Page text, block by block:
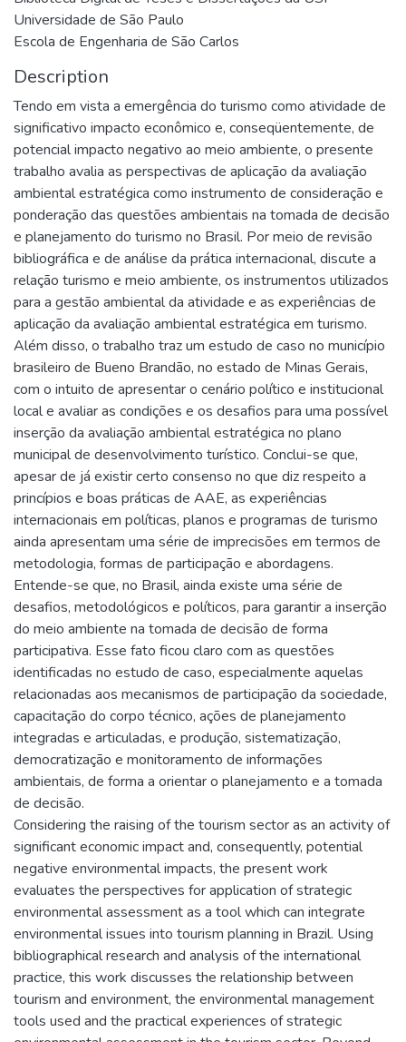
Universidade de São Paulo
Escola de Engenharia de São Carlos
Description
Tendo em vista a emergência do turismo como atividade de
significativo impacto econômico e, conseqüentemente, de
potencial impacto negativo ao meio ambiente, o presente
trabalho avalia as perspectivas de aplicação da avaliação
ambiental estratégica como instrumento de consideração e
ponderação das questões ambientais na tomada de decisão
e planejamento do turismo no Brasil. Por meio de revisão
bibliográfica e de análise da prática internacional, discute a
relação turismo e meio ambiente, os instrumentos utilizados
para a gestão ambiental da atividade e as experiências de
aplicação da avaliação ambiental estratégica em turismo.
Além disso, o trabalho traz um estudo de caso no município
brasileiro de Bueno Brandão, no estado de Minas Gerais,
com o intuito de apresentar o cenário político e institucional
local e avaliar as condições e os desafios para uma possível
inserção da avaliação ambiental estratégica no plano
municipal de desenvolvimento turístico. Conclui-se que,
apesar de já existir certo consenso no que diz respeito a
princípios e boas práticas de AAE, as experiências
internacionais em políticas, planos e programas de turismo
ainda apresentam uma série de imprecisões em termos de
metodologia, formas de participação e abordagens.
Entende-se que, no Brasil, ainda existe uma série de
desafios, metodológicos e políticos, para garantir a inserção
do meio ambiente na tomada de decisão de forma
participativa. Esse fato ficou claro com as questões
identificadas no estudo de caso, especialmente aquelas
relacionadas aos mecanismos de participação da sociedade,
capacitação do corpo técnico, ações de planejamento
integradas e articuladas, e produção, sistematização,
democratização e monitoramento de informações
ambientais, de forma a orientar o planejamento e a tomada
de decisão.
Considering the raising of the tourism sector as an activity of
significant economic impact and, consequently, potential
negative environmental impacts, the present work
evaluates the perspectives for application of strategic
environmental assessment as a tool which can integrate
environmental issues into tourism planning in Brazil. Using
bibliographical research and analysis of the international
practice, this work discusses the relationship between
tourism and environment, the environmental management
tools used and the practical experiences of strategic